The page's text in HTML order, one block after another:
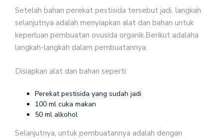
Setelah bahan perekat pestisida tersebut jadi, langkah
selanjutnya adalah menyiapkan alat dan bahan untuk
keperluan pembuatan ovusida organik.Berikut adalaha
langkah-langkah dalam pembuatannya.
Disiapkan alat dan bahan seperti:
Perekat pestisida yang sudah jadi
100 ml cuka makan
50 ml alkohol
Selanjutnya, untuk pembuatannya adalah dengan